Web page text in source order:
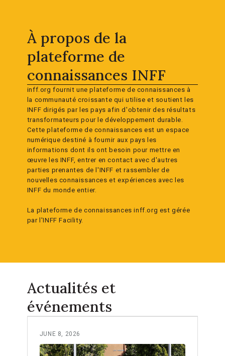
À propos de la
plateforme de
connaissances INFF
inff.org fournit une plateforme de connaissances à
la communauté croissante qui utilise et soutient les
INFF dirigés par les pays afin d'obtenir des résultats
transformateurs pour le développement durable.
Cette plateforme de connaissances est un espace
numérique destiné à fournir aux pays les
informations dont ils ont besoin pour mettre en
œuvre les INFF, entrer en contact avec d'autres
parties prenantes de l'INFF et rassembler de
nouvelles connaissances et expériences avec les
INFF du monde entier.
La plateforme de connaissances inff.org est gérée
par l'INFF Facility.
Actualités et
événements
JUNE 8, 2026